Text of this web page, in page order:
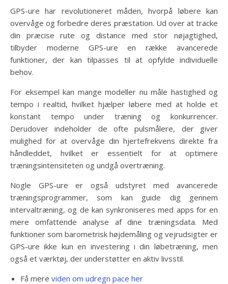
GPS-ure har revolutioneret måden, hvorpå løbere kan
overvåge og forbedre deres præstation. Ud over at tracke
din præcise rute og distance med stor nøjagtighed,
tilbyder moderne GPS-ure en række avancerede
funktioner, der kan tilpasses til at opfylde individuelle
behov.
For eksempel kan mange modeller nu måle hastighed og
tempo i realtid, hvilket hjælper løbere med at holde et
konstant tempo under træning og konkurrencer.
Derudover indeholder de ofte pulsmålere, der giver
mulighed for at overvåge din hjertefrekvens direkte fra
håndleddet, hvilket er essentielt for at optimere
træningsintensiteten og undgå overtræning.
Nogle GPS-ure er også udstyret med avancerede
træningsprogrammer, som kan guide dig gennem
intervaltræning, og de kan synkroniseres med apps for en
mere omfattende analyse af dine træningsdata. Med
funktioner som barometrisk højdemåling og vejrudsigter er
GPS-ure ikke kun en investering i din løbetræning, men
også et værktøj, der understøtter en aktiv livsstil.
Få mere viden om udregn pace her